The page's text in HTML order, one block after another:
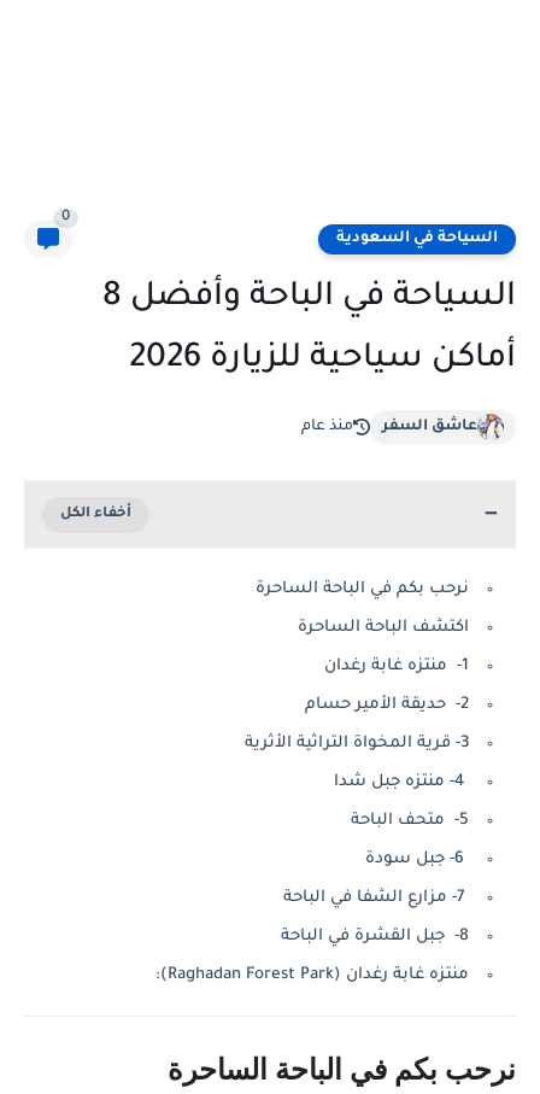
السياحة في السعودية
0
السياحة في الباحة وأفضل 8
أماكن سياحية للزيارة 2026
عاشق السفر منذ عام
نرحب بكم في الباحة الساحرة
اكتشف الباحة الساحرة
1- منتزه غابة رغدان
2- حديقة الأمير حسام
3- قرية المخواة التراثية الأثرية
5- متحف الباحة
8- جبل القشرة في الباحة
منتزه غابة رغدان (Raghadan Forest Park):
نرحب بكم في الباحة الساحرة